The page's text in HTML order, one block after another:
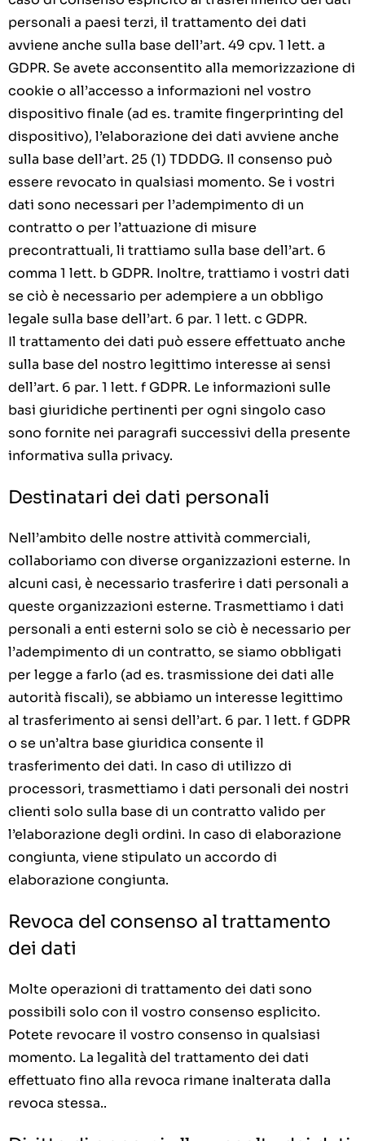
personali a paesi terzi, il trattamento dei dati
avviene anche sulla base dell’art. 49 cpv. 1 lett. a
GDPR. Se avete acconsentito alla memorizzazione di
cookie o all’accesso a informazioni nel vostro
dispositivo finale (ad es. tramite fingerprinting del
dispositivo), l’elaborazione dei dati avviene anche
sulla base dell’art. 25 (1) TDDDG. Il consenso può
essere revocato in qualsiasi momento. Se i vostri
dati sono necessari per l’adempimento di un
contratto o per l’attuazione di misure
precontrattuali, li trattiamo sulla base dell’art. 6
comma 1 lett. b GDPR. Inoltre, trattiamo i vostri dati
se ciò è necessario per adempiere a un obbligo
legale sulla base dell’art. 6 par. 1 lett. c GDPR.
Il trattamento dei dati può essere effettuato anche
sulla base del nostro legittimo interesse ai sensi
dell’art. 6 par. 1 lett. f GDPR. Le informazioni sulle
basi giuridiche pertinenti per ogni singolo caso
sono fornite nei paragrafi successivi della presente
informativa sulla privacy.
Destinatari dei dati personali
Nell’ambito delle nostre attività commerciali,
collaboriamo con diverse organizzazioni esterne. In
alcuni casi, è necessario trasferire i dati personali a
queste organizzazioni esterne. Trasmettiamo i dati
personali a enti esterni solo se ciò è necessario per
l’adempimento di un contratto, se siamo obbligati
per legge a farlo (ad es. trasmissione dei dati alle
autorità fiscali), se abbiamo un interesse legittimo
al trasferimento ai sensi dell’art. 6 par. 1 lett. f GDPR
o se un’altra base giuridica consente il
trasferimento dei dati. In caso di utilizzo di
processori, trasmettiamo i dati personali dei nostri
clienti solo sulla base di un contratto valido per
l’elaborazione degli ordini. In caso di elaborazione
congiunta, viene stipulato un accordo di
elaborazione congiunta.
Revoca del consenso al trattamento
dei dati
Molte operazioni di trattamento dei dati sono
possibili solo con il vostro consenso esplicito.
Potete revocare il vostro consenso in qualsiasi
momento. La legalità del trattamento dei dati
effettuato fino alla revoca rimane inalterata dalla
revoca stessa..